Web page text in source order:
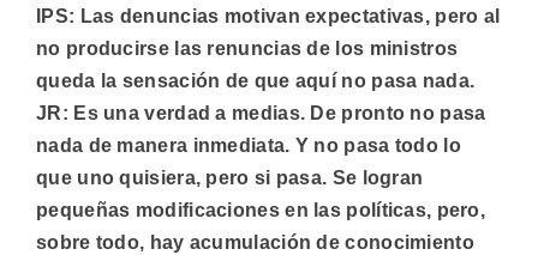
IPS: Las denuncias motivan expectativas, pero al
no producirse las renuncias de los ministros
queda la sensación de que aquí no pasa nada.
JR: Es una verdad a medias. De pronto no pasa
nada de manera inmediata. Y no pasa todo lo
que uno quisiera, pero si pasa. Se logran
pequeñas modificaciones en las políticas, pero,
sobre todo, hay acumulación de conocimiento